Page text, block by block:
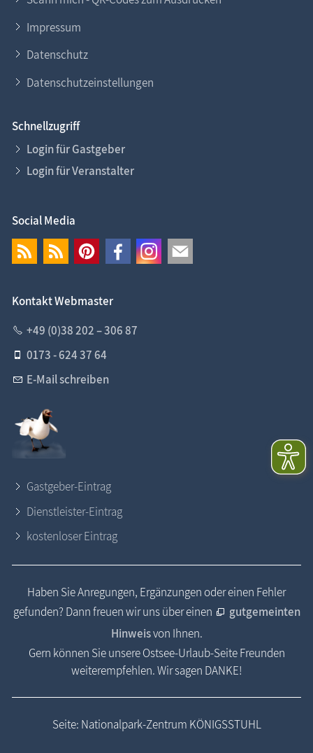
Impressum
Datenschutz
Datenschutzeinstellungen
Schnellzugriff
Login für Gastgeber
Login für Veranstalter
Social Media
Kontakt Webmaster
+49 (0)38 202 – 306 87
0173 - 624 37 64
E-Mail schreiben
Gastgeber-Eintrag
Dienstleister-Eintrag
kostenloser Eintrag
Haben Sie Anregungen, Ergänzungen oder einen Fehler
gefunden? Dann freuen wir uns über einen
gutgemeinten
Hinweisvon Ihnen.
Gern können Sie unsere Ostsee-Urlaub-Seite Freunden
weiterempfehlen. Wir sagen DANKE!
Seite: Nationalpark-Zentrum KÖNIGSSTUHL